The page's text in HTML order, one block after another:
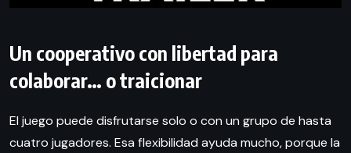
Un cooperativo con libertad para
colaborar… o traicionar
El juego puede disfrutarse solo o con un grupo de hasta
cuatro jugadores. Esa flexibilidad ayuda mucho, porque la